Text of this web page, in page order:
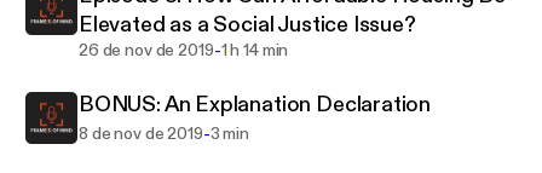
Elevated as a Social Justice Issue?
26 de nov de 2019-1 h 14 min
BONUS: An Explanation Declaration
8 de nov de 2019-3 min